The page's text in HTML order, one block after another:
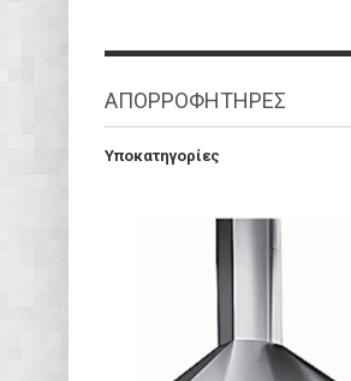
ΑΠΟΡΡΟΦΗΤΗΡΕΣ
Υποκατηγορίες